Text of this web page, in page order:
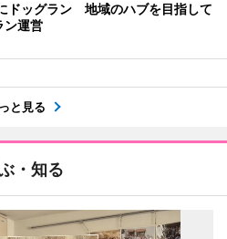
ドッグラン 地域のハブを目指して
ン運営
と見る
・知る